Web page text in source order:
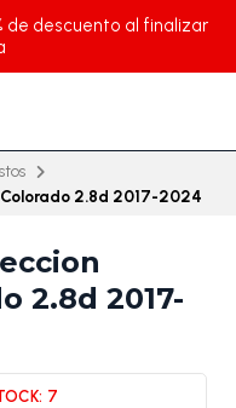
de descuento al finalizar
2.8d 2017-2024
2.8d 2017-
7